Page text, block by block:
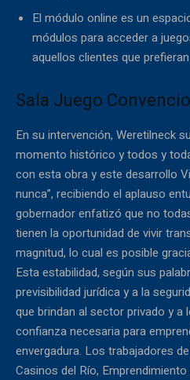
El módulo online es un
módulos para acceder a
aquellos clientes que
Sala Juego
En su intervención, Weretilneck
momento histórico y todos y
con esta obra y este desarrollo
nunca”, recibiendo el aplauso
gobernador enfatizó que no
tienen la oportunidad de vivir
magnitud, lo cual es posible
Esta estabilidad, según sus
previsibilidad jurídica y a la
que brindan al sector privado y a
confianza necesaria para
envergadura. Los trabajadores
Casinos del Río,